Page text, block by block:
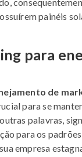
painéis
para
de
para se
palavras,
para os
empresa